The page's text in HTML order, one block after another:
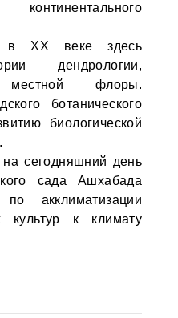
в ХХ веке здесь
дендрологии,
флоры.
ботанического
биологической
на сегодняшний день
сада Ашхабада
акклиматизации
культур к климату